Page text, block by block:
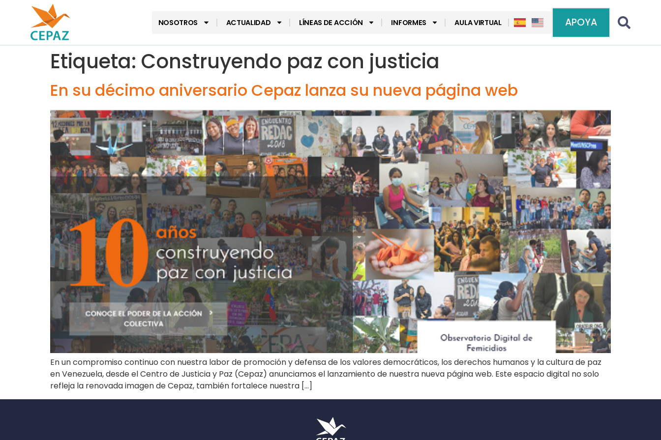
NOSOTROS ACTUALIDAD LÍNEAS DE ACCIÓN INFORMES AULA VIRTUAL APOYA
Etiqueta: Construyendo paz con justicia
En su décimo aniversario Cepaz lanza su nueva página web
En un compromiso continuo con nuestra labor de promoción y defensa de los valores democráticos, los derechos humanos y la cultura de paz
en Venezuela, desde el Centro de Justicia y Paz (Cepaz) anunciamos el lanzamiento de nuestra nueva página web. Este espacio digital no solo
refleja la renovada imagen de Cepaz, también fortalece nuestra […]